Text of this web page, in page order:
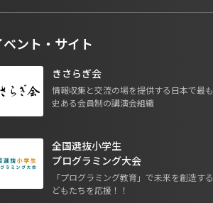
ント・サイト
きさらぎ会
情報収集と交流の場を提供する日本で最
史ある会員制の講演会組織
全国選抜小学生
プログラミング大会
「プログラミング教育」で未来を創造す
どもたちを応援！！